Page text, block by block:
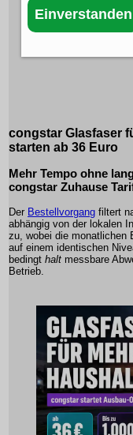
congstar Glasfaser
starten ab 36 Euro
Mehr Tempo ohne
congstar Zuhause
Der Bestellvorgang filtert
abhängig von der lokalen
zu, wobei die monatlichen
auf einem identischen
bedingt halt messbare
Betrieb.
Einverstanden